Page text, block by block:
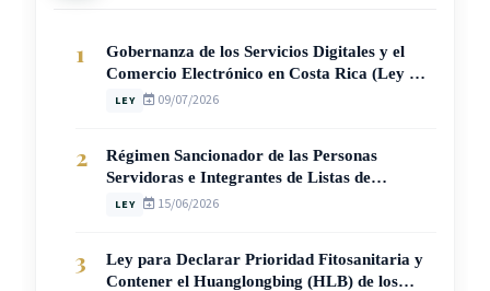
1
Gobernanza de los Servicios Digitales y el
Comercio Electrónico en Costa Rica (Ley N.°
10946)
LEY 09/07/2026
2
Régimen Sancionador de las Personas
Servidoras e Integrantes de Listas de
Suplentes, Elegibles y Meritorias del Poder
LEY 15/06/2026
3
Ley para Declarar Prioridad Fitosanitaria y
Contener el Huanglongbing (HLB) de los